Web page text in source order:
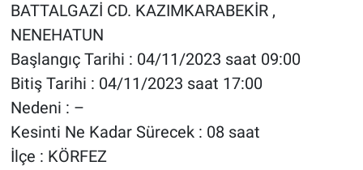
BATTALGAZİ CD. KAZIMKARABEKİR ,
NENEHATUN
Başlangıç Tarihi : 04/11/2023 saat 09:00
Bitiş Tarihi : 04/11/2023 saat 17:00
Nedeni : –
Kesinti Ne Kadar Sürecek : 08 saat
İlçe : KÖRFEZ